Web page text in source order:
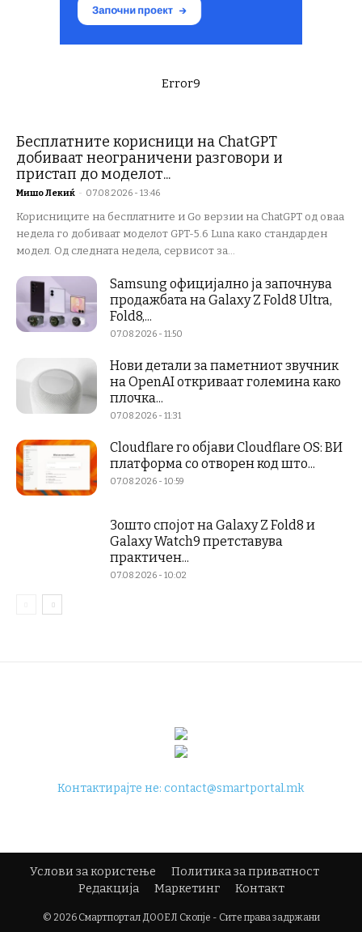
Error9
Бесплатните корисници на ChatGPT
добиваат неограничени разговори и
пристап до моделот...
Мишо Лекиќ - 07.08.2026 - 13:46
Корисниците на бесплатните и Go верзии на ChatGPT од оваа
недела го добиваат моделот GPT-5.6 Luna како стандарден
модел. Од следната недела, сервисот за...
Samsung официјално ја започнува
продажбата на Galaxy Z Fold8 Ultra,
Fold8,...
07.08.2026 - 11:50
Нови детали за паметниот звучник
на OpenAI откриваат големина како
плочка...
07.08.2026 - 11:31
Cloudflare го објави Cloudflare OS: ВИ
платформа со отворен код што...
07.08.2026 - 10:59
Зошто спојот на Galaxy Z Fold8 и
Galaxy Watch9 претставува
практичен...
07.08.2026 - 10:02
Контактирајте не:contact@smartportal.mk
Услови за користење
Политика за приватност
Редакција
Маркетинг Контакт
© 2026 Смартпортал ДООЕЛ Скопје - Сите права задржани